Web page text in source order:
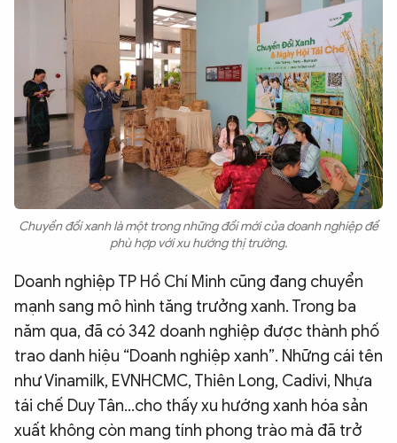
Chuyển đổi xanh là một trong những đổi mới của doanh nghiệp để
phù hợp với xu hướng thị trường.
Doanh nghiệp TP Hồ Chí Minh cũng đang chuyển
mạnh sang mô hình tăng trưởng xanh. Trong ba
năm qua, đã có 342 doanh nghiệp được thành phố
trao danh hiệu “Doanh nghiệp xanh”. Những cái tên
như Vinamilk, EVNHCMC, Thiên Long, Cadivi, Nhựa
tái chế Duy Tân...cho thấy xu hướng xanh hóa sản
xuất không còn mang tính phong trào mà đã trở